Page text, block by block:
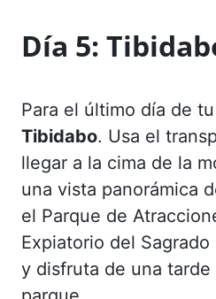
Día 5:
Para el último día de
Tibidabo. Usa el
llegar a la cima de la
una vista panorámica
el Parque de
Expiatorio del
y disfruta de una